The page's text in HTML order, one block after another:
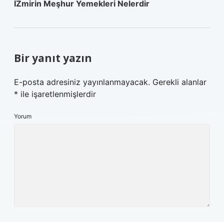
İZmirin Meşhur Yemekleri Nelerdir
Bir yanıt yazın
E-posta adresiniz yayınlanmayacak. Gerekli alanlar
* ile işaretlenmişlerdir
Yorum